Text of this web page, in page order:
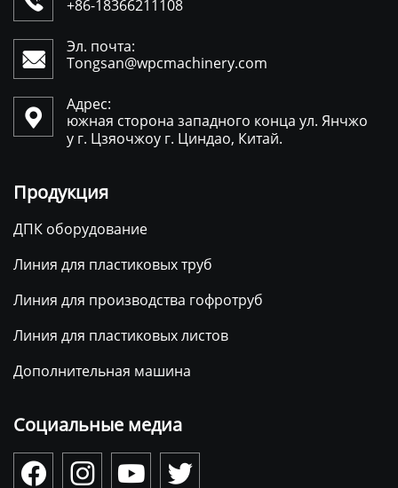
+86-18366211108

Эл. почта:
Tongsan@wpcmachinery.com

Адрес:
южная сторона западного конца ул. Янчжо
у г. Цзяочжоу г. Циндао, Китай.
Продукция
ДПК оборудование
Линия для пластиковых труб
Линия для производства гофротруб
Линия для пластиковых листов
Дополнительная машина
Социальные медиа
   